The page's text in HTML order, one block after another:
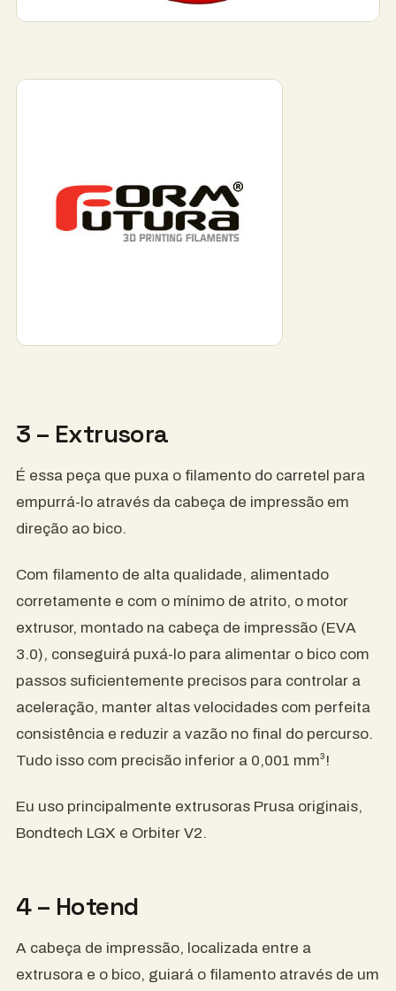
3 – Extrusora
É essa peça que puxa o filamento do carretel para
empurrá-lo através da cabeça de impressão em
direção ao bico.
Com filamento de alta qualidade, alimentado
corretamente e com o mínimo de atrito, o motor
extrusor, montado na cabeça de impressão (EVA
3.0), conseguirá puxá-lo para alimentar o bico com
passos suficientemente precisos para controlar a
aceleração, manter altas velocidades com perfeita
consistência e reduzir a vazão no final do percurso.
Tudo isso com precisão inferior a 0,001 mm³!
Eu uso principalmente extrusoras Prusa originais,
Bondtech LGX e Orbiter V2.
4 – Hotend
A cabeça de impressão, localizada entre a
extrusora e o bico, guiará o filamento através de um